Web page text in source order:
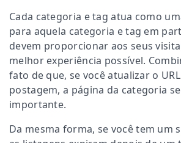
Cada categoria e tag atua como
para aquela categoria e tag em
devem proporcionar aos seus
melhor experiência possível.
fato de que, se você atualizar o
postagem, a página da categoria
importante.
Da mesma forma, se você tem um